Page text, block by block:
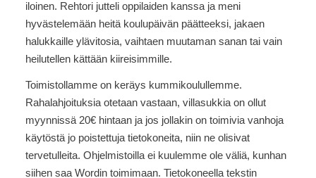
iloinen. Rehtori jutteli oppilaiden kanssa ja meni
hyvästelemään heitä koulupäivän päätteeksi, jakaen
halukkaille ylävitosia, vaihtaen muutaman sanan tai vain
heilutellen kättään kiireisimmille.
Toimistollamme on keräys kummikoulullemme.
Rahalahjoituksia otetaan vastaan, villasukkia on ollut
myynnissä 20€ hintaan ja jos jollakin on toimivia vanhoja
käytöstä jo poistettuja tietokoneita, niin ne olisivat
tervetulleita. Ohjelmistoilla ei kuulemme ole väliä, kunhan
siihen saa Wordin toimimaan. Tietokoneella tekstin